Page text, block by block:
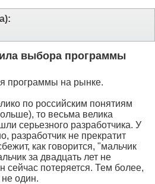
выбора программы
программы на рынке.
по российским понятиям
то весьма велика
серьезного разработчика. У
разработчик не прекратит
как говорится, "мальчик
за двадцать лет не
сейчас потеряется. Тем более,
один.